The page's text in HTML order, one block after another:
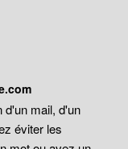
d'un mail, d'un
éviter les